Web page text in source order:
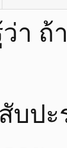
า ถ้
บปะ